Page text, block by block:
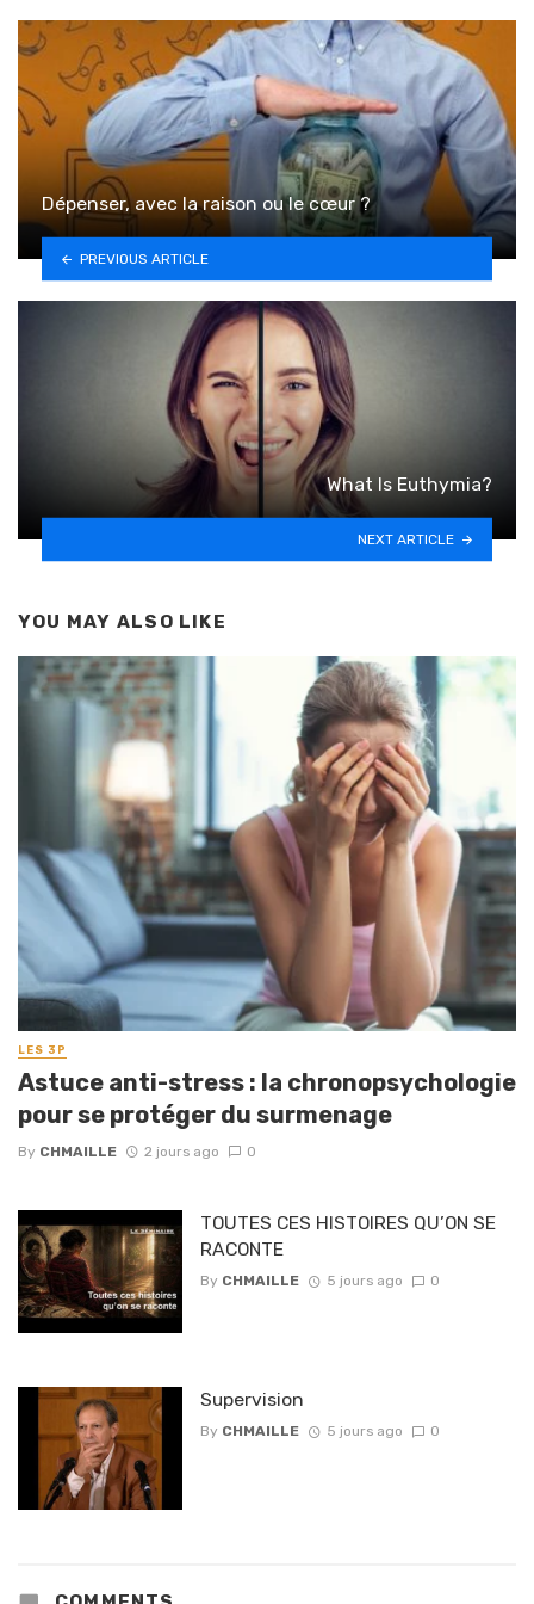
Dépenser, avec la raison ou le cœur ?
PREVIOUS ARTICLE
What Is Euthymia?
NEXT ARTICLE
YOU MAY ALSO LIKE
LES 3P
Astuce anti-stress : la chronopsychologie
pour se protéger du surmenage
By CHMAILLE 2 jours ago 0
TOUTES CES HISTOIRES QU’ON SE
RACONTE
By CHMAILLE 5 jours ago 0
Supervision
By CHMAILLE 5 jours ago 0